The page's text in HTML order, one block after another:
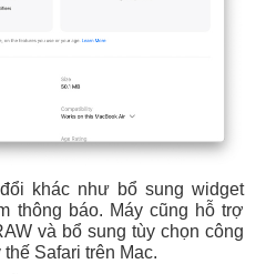
khác như bổ sung widget
thông báo. Máy cũng hỗ trợ
và bổ sung tùy chọn công
Safari trên Mac.